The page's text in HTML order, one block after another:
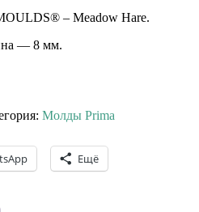
– Meadow Hare.
— 8 мм.
Молды Prima
Ещё